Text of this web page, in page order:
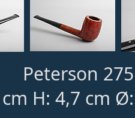
Peterson
H: 4,7 cm